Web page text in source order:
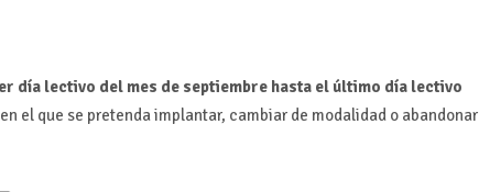
día lectivo del mes de septiembre hasta el último día lectivo
el que se pretenda implantar, cambiar de modalidad o abandonar